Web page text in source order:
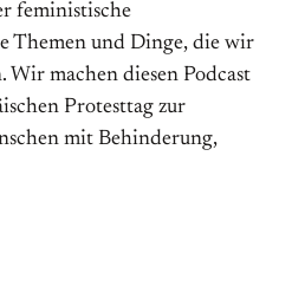
feministische
Themen und Dinge, die wir
Wir machen diesen Podcast
Protesttag zur
mit Behinderung,